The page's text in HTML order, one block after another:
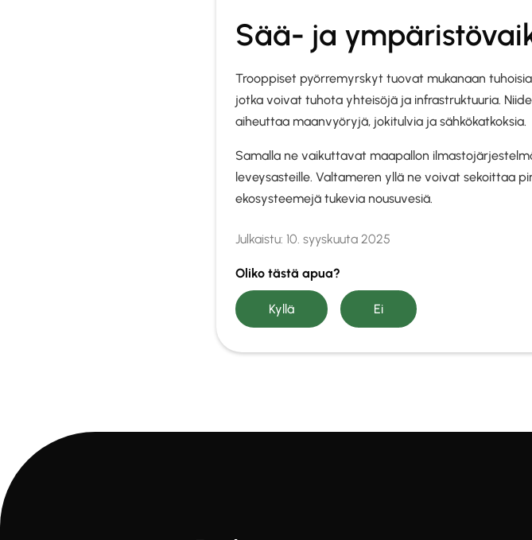
Sää- ja
Trooppiset pyörremyrskyt tuovat mukanaan
jotka voivat tuhota yhteisöjä ja infrastruktuuria.
aiheuttaa maanvyöryjä, jokitulvia ja sähkökatkoksia.
Samalla ne vaikuttavat maapallon
leveysasteille. Valtameren yllä ne voivat sekoittaa
ekosysteemejä tukevia nousuvesiä.
Julkaistu: 10. syyskuuta 2025
Oliko tästä apua?